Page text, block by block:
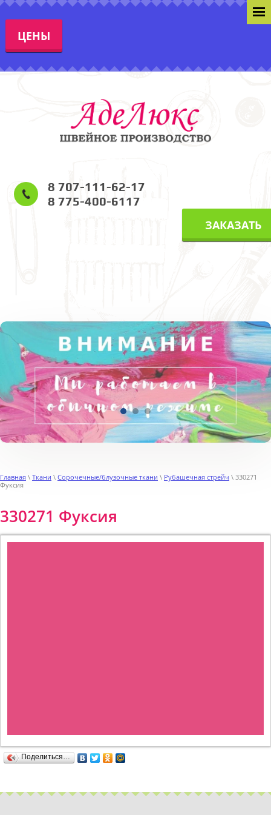
ЦЕНЫ
8 707-111-62-17
8 775-400-6117
ЗАКАЗАТЬ
Главная \ Ткани \ Сорочечные/блузочные ткани \ Рубашечная стрейч \ 330271
Фуксия
330271 Фуксия
Поделиться…